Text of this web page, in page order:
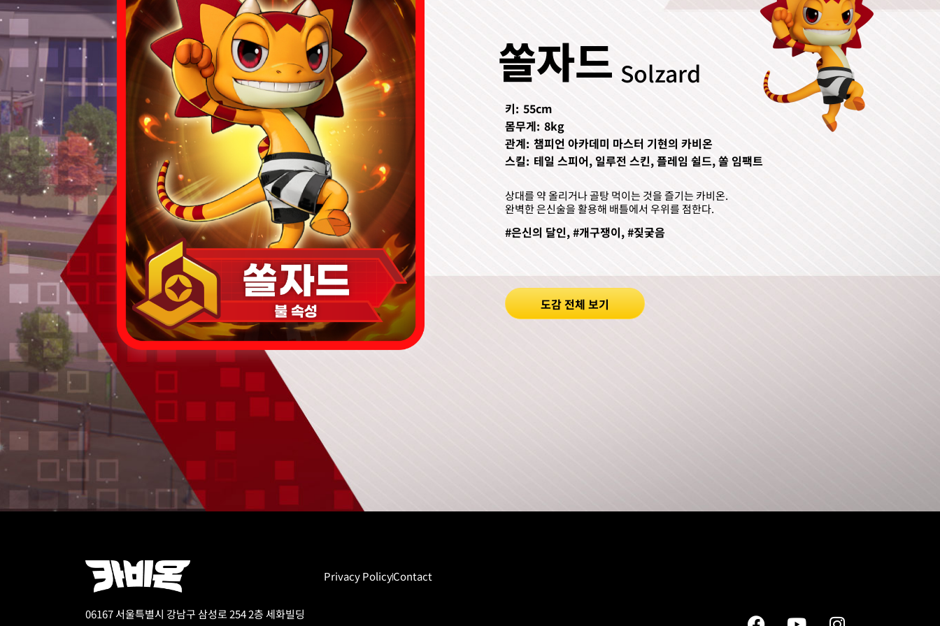
쏠자드 Solzard
키: 55cm
몸무게: 8kg
관계: 챔피언 아카데미 마스터 기현의 카비온
스킬: 테일 스피어, 일루전 스킨, 플레임 쉴드, 쏠 임팩트
상대를 약 올리거나 골탕 먹이는 것을 즐기는 카비온.
완벽한 은신술을 활용해 배틀에서 우위를 점한다.
#은신의 달인, #개구쟁이, #짖궂음
도감 전체 보기
Privacy PolicyContact
06167 서울특별시 강남구 삼성로 254 2층 세화빌딩